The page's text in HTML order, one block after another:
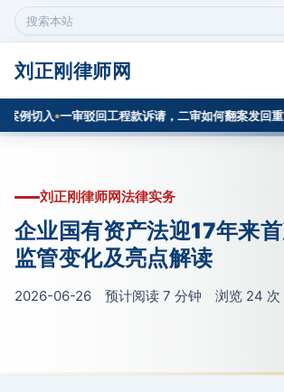
搜
索
本
站
内
容
刘正刚律师网
入 一审驳回工程款诉请，二审如何翻案发回重审？
刘正刚律师网法律实务
企业国有资产法迎17年来首
监管变化及亮点解读
2026-06-26 预计阅读 7 分钟 浏览 24 次